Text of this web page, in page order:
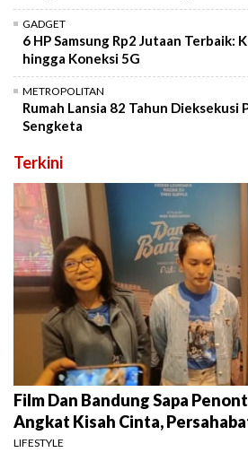
GADGET
6 HP Samsung Rp2 Jutaan Terbaik:
hingga Koneksi 5G
METROPOLITAN
Rumah Lansia 82 Tahun Dieksekusi
Sengketa
Terkini
Film Dan Bandung Sapa
Angkat Kisah Cinta,
LIFESTYLE